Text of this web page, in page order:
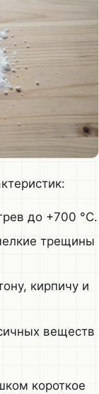
до +700 °C.
трещины
кирпичу и
веществ
короткое